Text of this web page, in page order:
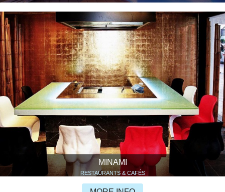
MINAMI
RESTAURANTS & CAFÉS